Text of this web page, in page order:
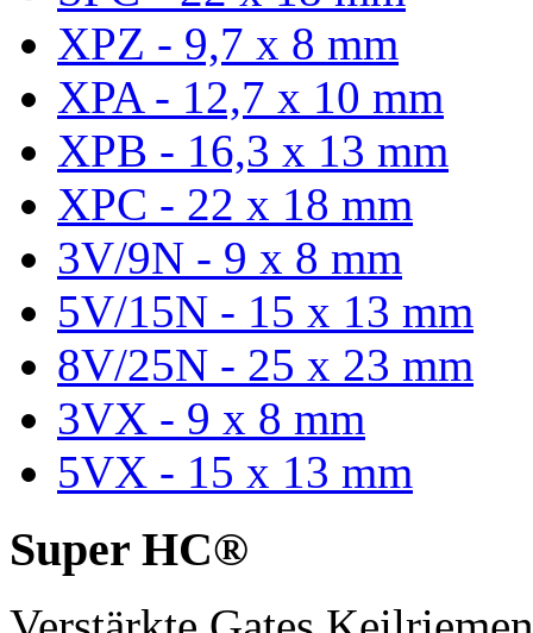
XPZ - 9,7 x 8 mm
XPA - 12,7 x 10 mm
XPB - 16,3 x 13 mm
XPC - 22 x 18 mm
3V/9N - 9 x 8 mm
5V/15N - 15 x 13 mm
8V/25N - 25 x 23 mm
3VX - 9 x 8 mm
5VX - 15 x 13 mm
Super HC®